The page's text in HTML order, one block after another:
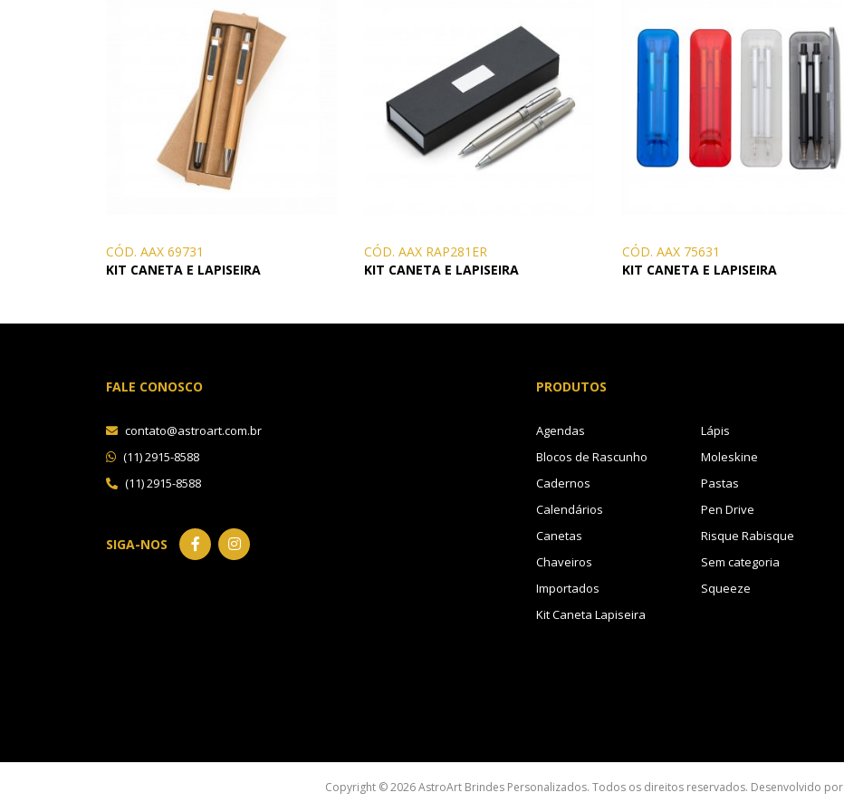
CÓD. AAX 69731
KIT CANETA E LAPISEIRA
CÓD. AAX RAP281ER
KIT CANETA E LAPISEIRA
CÓD. AAX 75631
KIT CANETA E LAPISEIRA
FALE CONOSCO
contato@astroart.com.br
(11) 2915-8588
(11) 2915-8588
SIGA-NOS
PRODUTOS
Agendas
Blocos de Rascunho
Cadernos
Calendários
Canetas
Chaveiros
Importados
Kit Caneta Lapiseira
Lápis
Moleskine
Pastas
Pen Drive
Risque Rabisque
Sem categoria
Squeeze
Copyright © 2026 AstroArt Brindes Personalizados. Todos os direitos reservados. Desenvolvido por